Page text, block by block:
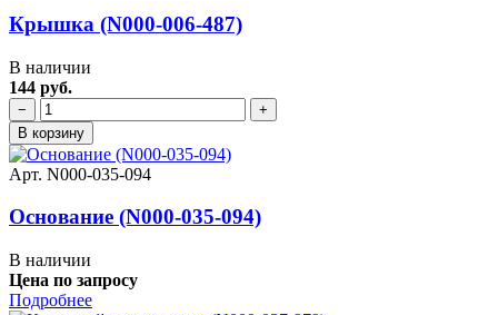
Крышка (N000-006-487)
В наличии
144 руб.
−
+
В корзину
Арт. N000-035-094
Основание (N000-035-094)
В наличии
Цена по запросу
Подробнее